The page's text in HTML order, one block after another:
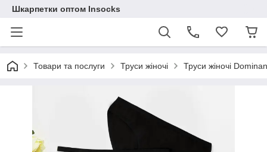
Шкарпетки оптом Insocks
Товари та послуги Труси жіночі Труси жіночі